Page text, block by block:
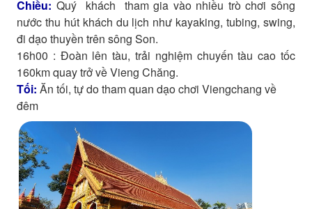
Chiều: Quý khách tham gia vào nhiều trò chơi sông
nước thu hút khách du lịch như kayaking, tubing, swing,
đi dạo thuyền trên sông Son.
16h00 : Đoàn lên tàu, trải nghiệm chuyến tàu cao tốc
160km quay trở về Vieng Chăng.
Tối: Ăn tối, tự do tham quan dạo chơi Viengchang về
đêm